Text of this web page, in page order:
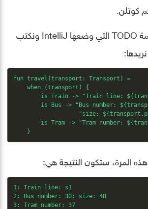
كوتلن.
الآن يمكن حذف كلمة TODO التي وضعها IntelliJ ونكتب
fun travel(transport: Transport) =
    when (transport) {
is Train -> "Train line:
is Bus -> "Bus number:
"size:
is Tram -> "Tram number:
    }
المرة، ستكون النتيجة هي:
1: Train line: s1
2: Bus number: 30: size: 48
3: Tram number: 37